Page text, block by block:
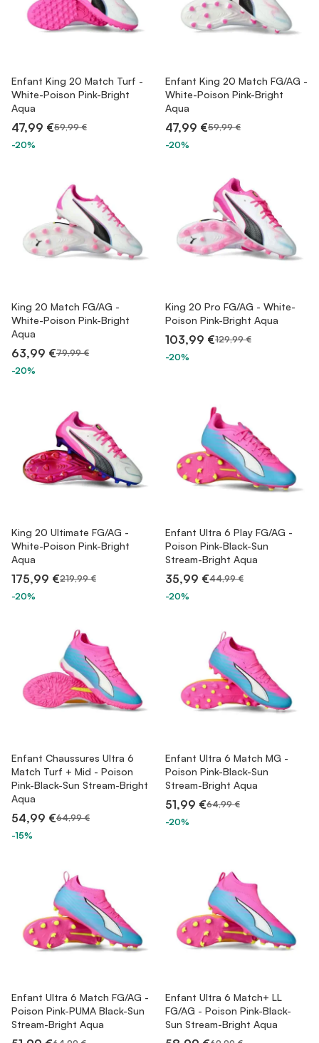
Enfant King 20 Match Turf -
White-Poison Pink-Bright
Aqua
47,99 €59,99 €
-20%
Enfant King 20 Match FG/AG -
White-Poison Pink-Bright
Aqua
47,99 €59,99 €
-20%
King 20 Match FG/AG -
White-Poison Pink-Bright
Aqua
63,99 €79,99 €
-20%
King 20 Pro FG/AG - White-
Poison Pink-Bright Aqua
103,99 €129,99 €
-20%
King 20 Ultimate FG/AG -
White-Poison Pink-Bright
Aqua
175,99 €219,99 €
-20%
Enfant Ultra 6 Play FG/AG -
Poison Pink-Black-Sun
Stream-Bright Aqua
35,99 €44,99 €
-20%
Enfant Chaussures Ultra 6
Match Turf + Mid - Poison
Pink-Black-Sun Stream-Bright
Aqua
54,99 €64,99 €
-15%
Enfant Ultra 6 Match MG -
Poison Pink-Black-Sun
Stream-Bright Aqua
51,99 €64,99 €
-20%
Enfant Ultra 6 Match FG/AG -
Poison Pink-PUMA Black-Sun
Stream-Bright Aqua
Enfant Ultra 6 Match+ LL
FG/AG - Poison Pink-Black-
Sun Stream-Bright Aqua